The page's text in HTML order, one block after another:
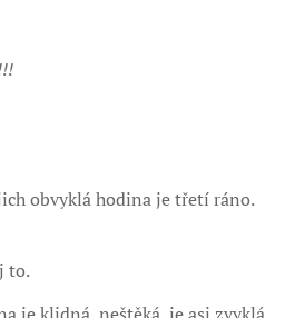
obvyklá hodina je třetí ráno.
to.